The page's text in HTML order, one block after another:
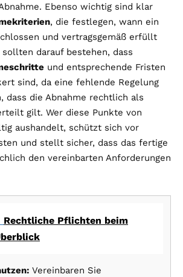
Ebenso wichtig sind klar
, die festlegen, wann ein
und vertragsgemäß erfüllt
darauf bestehen, dass
und entsprechende Fristen
sind, da eine fehlende Regelung
dass die Abnahme rechtlich als
gilt. Wer diese Punkte von
aushandelt, schützt sich vor
und stellt sicher, dass das fertige
den vereinbarten Anforderungen
Rechtliche Pflichten beim
Vereinbaren Sie